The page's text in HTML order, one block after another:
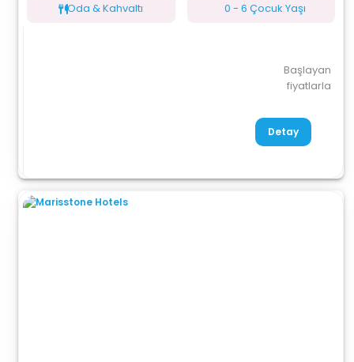
Oda & Kahvaltı 0 - 6 Çocuk Yaşı
Başlayan
fiyatlarla
Detay